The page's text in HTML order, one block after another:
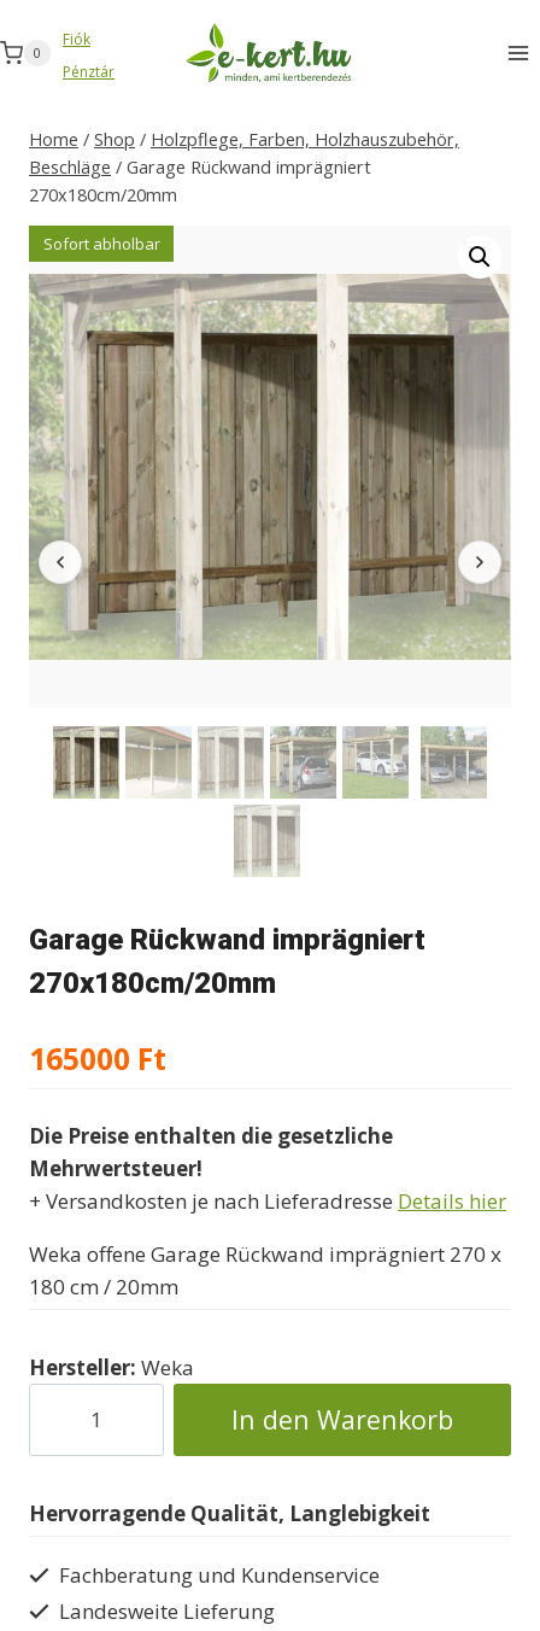
Inhalt
springen
0
Fiók
Pénztár
Home / Shop / Holzpflege, Farben, Holzhauszubehör,
Beschläge / Garage Rückwand imprägniert
270x180cm/20mm
Sofort abholbar
Garage Rückwand imprägniert
270x180cm/20mm
165000 Ft
Die Preise enthalten die gesetzliche
Mehrwertsteuer!
+ Versandkosten je nach Lieferadresse Details hier
Weka offene Garage Rückwand imprägniert 270 x
180 cm / 20mm
Hersteller: Weka
Rückwand
imprägniert
Menge
In den Warenkorb
Hervorragende Qualität, Langlebigkeit
Fachberatung und Kundenservice
Landesweite Lieferung